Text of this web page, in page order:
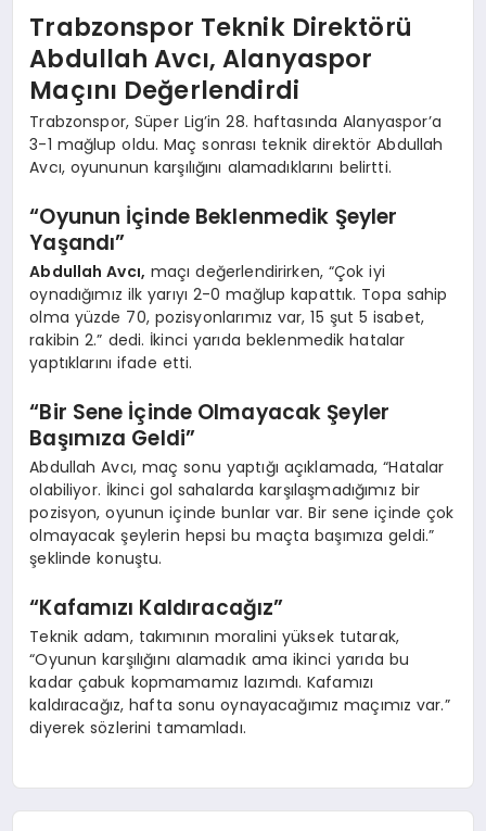
Trabzonspor Teknik Direktörü
Abdullah Avcı, Alanyaspor
Maçını Değerlendirdi
Trabzonspor, Süper Lig’in 28. haftasında Alanyaspor’a
3-1 mağlup oldu. Maç sonrası teknik direktör Abdullah
Avcı, oyununun karşılığını alamadıklarını belirtti.
“Oyunun İçinde Beklenmedik Şeyler
Yaşandı”
Abdullah Avcı, maçı değerlendirirken, “Çok iyi
oynadığımız ilk yarıyı 2-0 mağlup kapattık. Topa sahip
olma yüzde 70, pozisyonlarımız var, 15 şut 5 isabet,
rakibin 2.” dedi. İkinci yarıda beklenmedik hatalar
yaptıklarını ifade etti.
“Bir Sene İçinde Olmayacak Şeyler
Başımıza Geldi”
Abdullah Avcı, maç sonu yaptığı açıklamada, “Hatalar
olabiliyor. İkinci gol sahalarda karşılaşmadığımız bir
pozisyon, oyunun içinde bunlar var. Bir sene içinde çok
olmayacak şeylerin hepsi bu maçta başımıza geldi.”
şeklinde konuştu.
“Kafamızı Kaldıracağız”
Teknik adam, takımının moralini yüksek tutarak,
“Oyunun karşılığını alamadık ama ikinci yarıda bu
kadar çabuk kopmamamız lazımdı. Kafamızı
kaldıracağız, hafta sonu oynayacağımız maçımız var.”
diyerek sözlerini tamamladı.